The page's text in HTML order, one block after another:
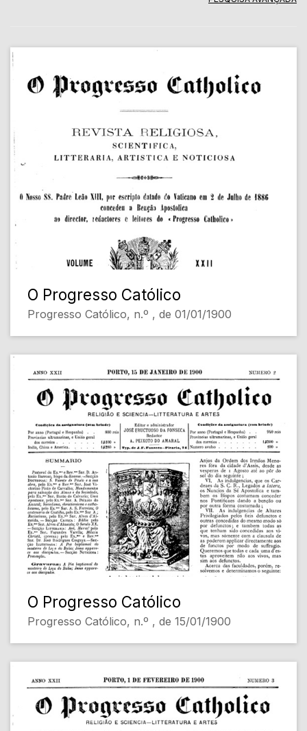
O Progresso Católico
Progresso Católico, n.º , de 01/01/1900
O Progresso Católico
Progresso Católico, n.º , de 15/01/1900